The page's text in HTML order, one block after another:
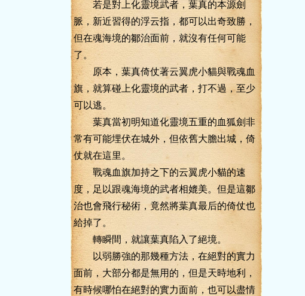
若是對上化靈境武者，葉真的本源劍
脈，新近習得的浮云指，都可以出奇致勝，
但在魂海境的鄒治面前，就沒有任何可能
了。
原本，葉真倚仗著云翼虎小貓與戰魂血
旗，就算碰上化靈境的武者，打不過，至少
可以逃。
葉真當初明知道化靈境五重的血狐劍非
常有可能埋伏在城外，但依舊大膽出城，倚
仗就在這里。
戰魂血旗加持之下的云翼虎小貓的速
度，足以跟魂海境的武者相媲美。但是這鄒
治也會飛行秘術，竟然將葉真最后的倚仗也
給掉了。
轉瞬間，就讓葉真陷入了絕境。
以弱勝強的那幾種方法，在絕對的實力
面前，大部分都是無用的，但是天時地利，
有時候哪怕在絕對的實力面前，也可以盡情